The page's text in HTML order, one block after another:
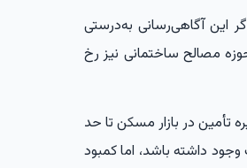
این آگاهی‌رسانی به‌درستی
مصالح ساختمانی نیز رخ
تأمین در بازار مسکن تا حد
داشته باشد، اما کمبود